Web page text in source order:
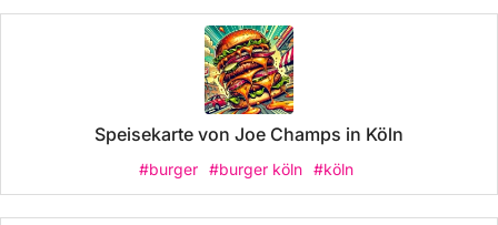
Speisekarte von Joe Champs in Köln
#burger #burger köln #köln